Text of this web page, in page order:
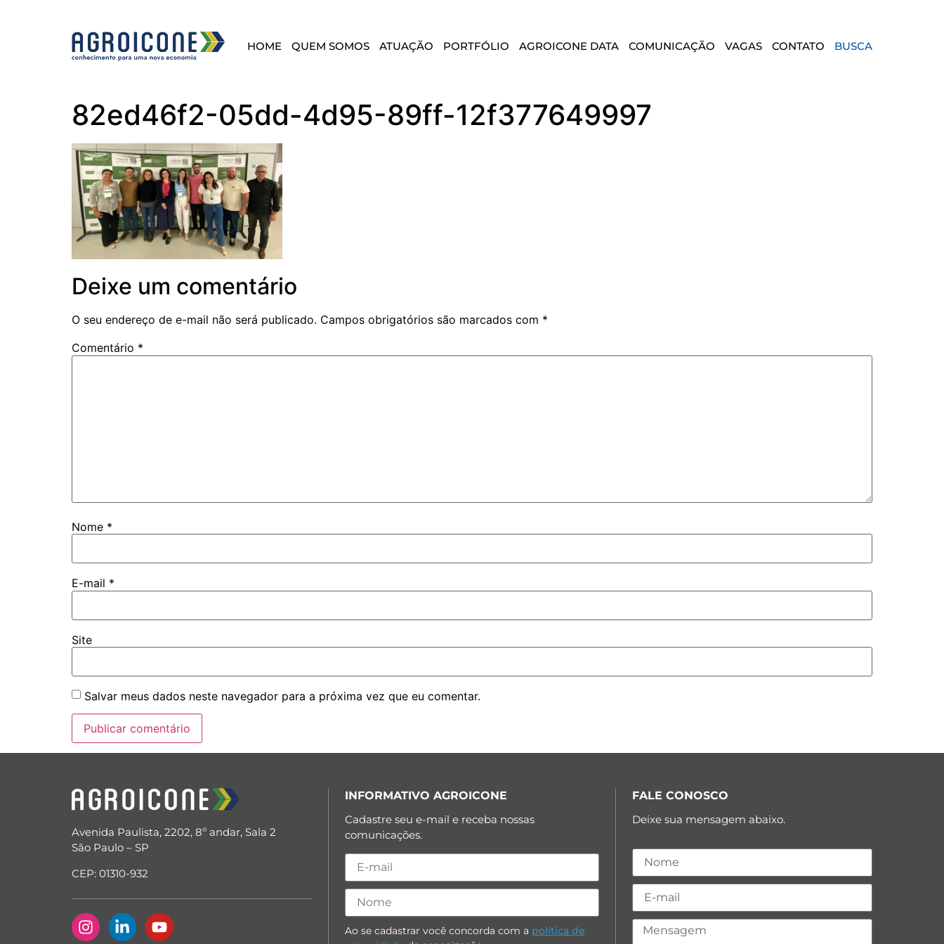
HOME QUEM SOMOS ATUAÇÃO PORTFÓLIO AGROICONE DATA COMUNICAÇÃO VAGAS CONTATO BUSCA
82ed46f2-05dd-4d95-89ff-12f377649997
Deixe um comentário
O seu endereço de e-mail não será publicado. Campos obrigatórios são marcados com *
Comentário *
Nome *
E-mail *
Site
Salvar meus dados neste navegador para a próxima vez que eu comentar.
Avenida Paulista, 2202, 8º andar, Sala 2
São Paulo – SP
CEP: 01310-932
INFORMATIVO AGROICONE
Cadastre seu e-mail e receba nossas
comunicações.
Ao se cadastrar você concorda com a política de
FALE CONOSCO
Deixe sua mensagem abaixo.